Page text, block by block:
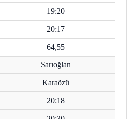
19:20
20:17
64,55
Sarıoğlan
Karaözü
20:18